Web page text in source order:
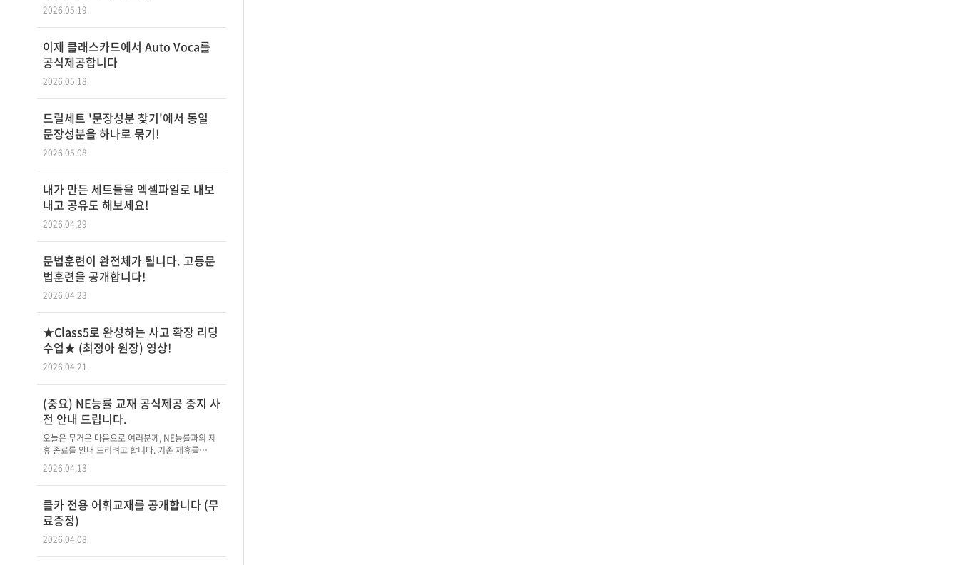
2026.05.19
이제 클래스카드에서 Auto Voca를
공식제공합니다
2026.05.18
드릴세트 '문장성분 찾기'에서 동일
문장성분을 하나로 묶기!
2026.05.08
내가 만든 세트들을 엑셀파일로 내보
내고 공유도 해보세요!
2026.04.29
문법훈련이 완전체가 됩니다. 고등문
법훈련을 공개합니다!
2026.04.23
★Class5로 완성하는 사고 확장 리딩
수업★ (최정아 원장) 영상!
2026.04.21
(중요) NE능률 교재 공식제공 중지 사
전 안내 드립니다.
오늘은 무거운 마음으로 여러분께, NE능률과의 제
휴 종료를 안내 드리려고 합니다. 기존 제휴를…
2026.04.13
클카 전용 어휘교재를 공개합니다 (무
료증정)
2026.04.08